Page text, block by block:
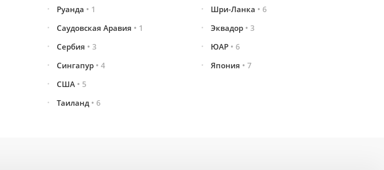
Руанда • 1
Саудовская Аравия • 1
Сербия • 3
Сингапур • 4
США • 5
Таиланд • 6
Шри-Ланка • 6
Эквадор • 3
ЮАР • 6
Япония • 7